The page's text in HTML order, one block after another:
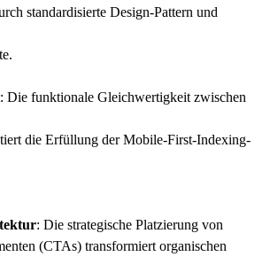
standardisierte Design-Pattern und
Die funktionale Gleichwertigkeit zwischen
die Erfüllung der Mobile-First-Indexing-
: Die strategische Platzierung von
(CTAs) transformiert organischen